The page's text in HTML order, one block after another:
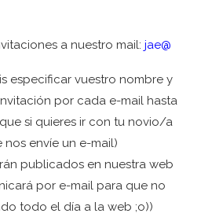
a nuestro mail: jae@
especificar vuestro nombre y
por cada e-mail hasta
si quieres ir con tu novio/a
envíe un e-mail)
publicados en nuestra web
por e-mail para que no
todo el día a la web ;o))